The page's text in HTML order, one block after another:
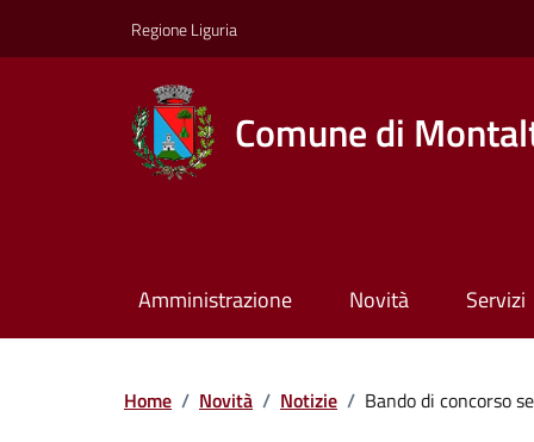
Regione Liguria
Comune di
Amministrazione Novità Servizi
Home / Novità / Notizie / Bando di concorso